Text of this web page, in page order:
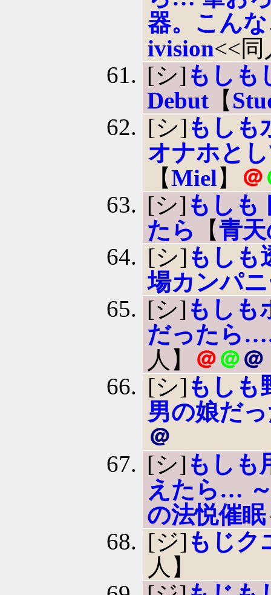
器。こん
ivision<<
[シ] もしも
Debut 【
[シ] もしも
オナホと
【Miel】 ＠
[シ] もしも
たら
【青
[シ] もしも
場カンパ
[シ] もしも
だったら
人】
＠＠＠
[シ] もしも
男の娘だ
＠
[シ] もしも
えたら…
の法悦催眠
[ジ] もじク
人】